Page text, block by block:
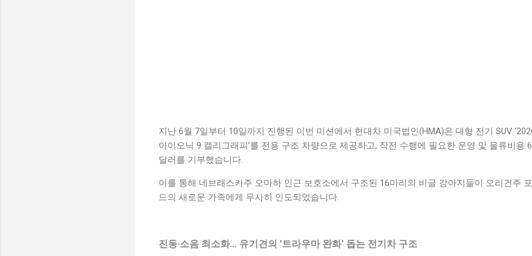
지난 6월 7일부터 10일까지 진행된 이번 미션에서 현대차 미국법인(HMA)은 대형 전기 SUV
아이오닉 9 캘리그래피’를 전용 구조 차량으로 제공하고, 작전 수행에 필요한 운영 및 물류비용
달러를 기부했습니다.
이를 통해 네브래스카주 오마하 인근 보호소에서 구조된 16마리의 비글 강아지들이 오리건주
드의 새로운 가족에게 무사히 인도되었습니다.
진동·소음 최소화… 유기견의 '트라우마 완화' 돕는 전기차 구조